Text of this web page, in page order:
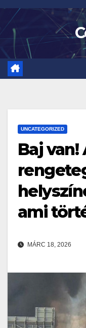
Skip
content
UNCATEGORIZED
Baj
ami
MÁRC 18, 2026